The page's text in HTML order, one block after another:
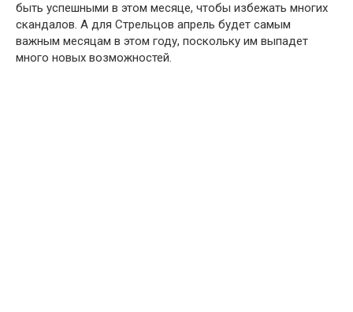
быть успешными в этом месяце, чтобы избeжать многих
cкандалов. А для Стрельцов апрель будет самым
важным месяцам в этом году, поскольку им выпадет
много новых возможностей.